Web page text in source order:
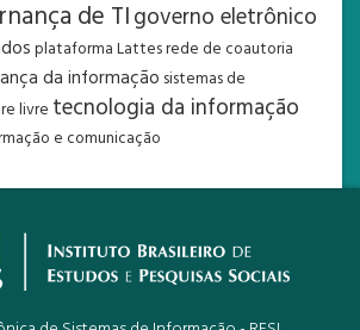
de TIgoverno eletrônico
plataforma Lattesrede de coautoria
da informação sistemas de
livre tecnologia da informação
e comunicação